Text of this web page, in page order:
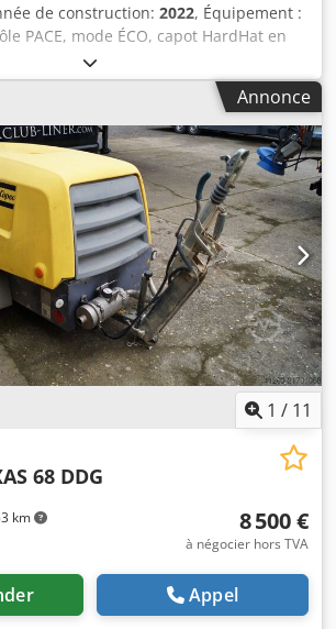
de construction: 2022, Équipement :
PACE, mode ÉCO, capot HardHat en
Xc2003 Température minimale :
du châssis : 4844 x 1807 x 1892 mm (L x
: 1500 tr/min Régime nominal à
tr/min Température ambiante
du moteur : 104 kW Débit
à 9,7 m³/min Plage de pression de
à 14 bar Système de contrôle du
flexible de la pression et du débit
modèle du moteur : John Deere /
de l’air comprimé, comprenant :
comprimé, séparateur d’eau et filtre PD
: Étape V Codjii U R Dspfx Anvjha
: 4
Annonce
1 / 11
km
68 DDG
8 500 €
à négocier hors TVA
Appel